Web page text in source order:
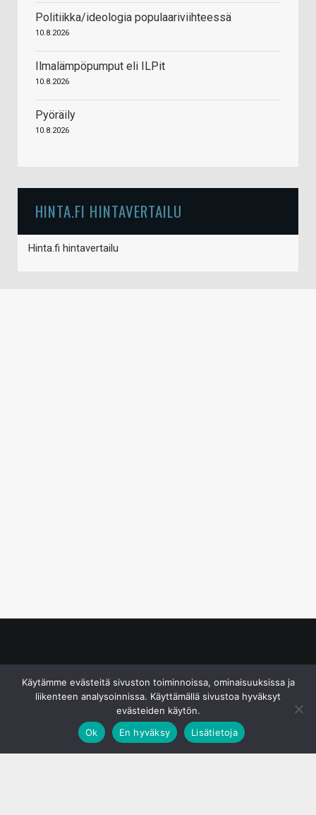
Politiikka/ideologia populaariviihteessä
10.8.2026
Ilmalämpöpumput eli ILPit
10.8.2026
Pyöräily
10.8.2026
HINTA.FI HINTAVERTAILU
Hinta.fi hintavertailu
Käytämme evästeitä sivuston toiminnoissa, ominaisuuksissa ja
liikenteen analysoinnissa. Käyttämällä sivustoa hyväksyt
evästeiden käytön.
Ok
En hyväksy Lisätietoja